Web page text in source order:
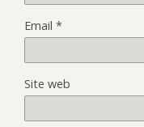
Email *
Site web